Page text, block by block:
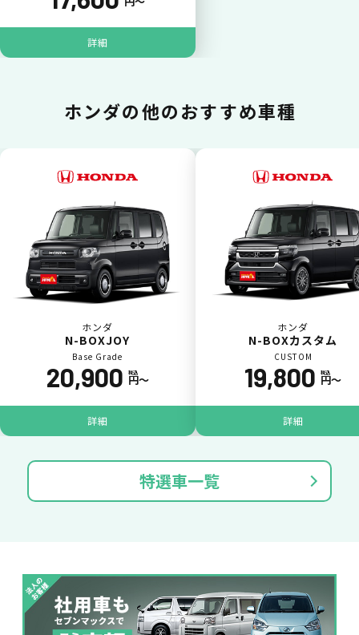
一括払いが可能
いままで難しかったカーリースの利用料金を
一括（一回）払いで可能。
ポイントが貯まる
カーリース料金をカードで支払えるので、ポ
イントが貯まります。
詳細
ホンダの他のおすすめ車種
ホンダ
N-BOXJOY
Base Grade
20,900 税込
円〜
詳細
ホンダ
N-BOXカスタム
CUSTOM
19,800 税込
円〜
詳細
特選車一覧